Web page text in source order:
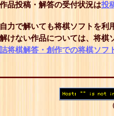
作品投稿・解答の受付状況は投
自力で解いても将棋ソフトを利
解けない作品については、将棋
詰将棋解答・創作での将棋ソフ